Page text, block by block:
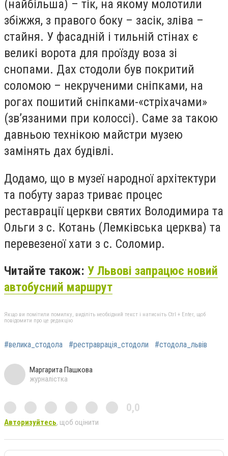
(найбільша) – тік, на якому молотили
збіжжя, з правого боку – засік, зліва –
стайня. У фасадній і тильній стінах є
великі ворота для проїзду воза зі
снопами. Дах стодоли був покритий
соломою – некрученими сніпками, на
рогах пошитий сніпками-«стріхачами»
(зв’язаними при колоссі). Саме за такою
давньою технікою майстри музею
замінять дах будівлі.
Додамо, що в музеї народної архітектури
та побуту зараз триває процес
реставрації церкви святих Володимира та
Ольги з с. Котань (Лемківська церква) та
перевезеної хати з с. Соломир.
Читайте також: У Львові запрацює новий
автобусний маршрут
Якщо ви помітили помилку, виділіть необхідний текст і натисніть Ctrl + Enter, щоб
повідомити про це редакцію
#велика_стодола #рестраврація_стодоли #стодола_львів
Маргарита Пашкова
журналістка
0,0
Авторизуйтесь, щоб оцінити